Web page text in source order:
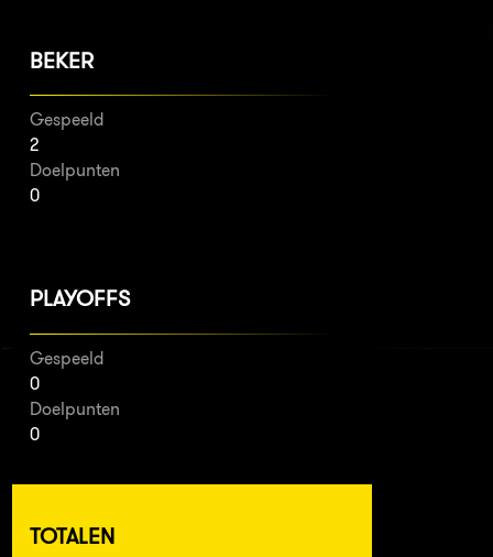
BEKER
Gespeeld
2
Doelpunten
0
PLAYOFFS
Gespeeld
0
Doelpunten
0
TOTALEN